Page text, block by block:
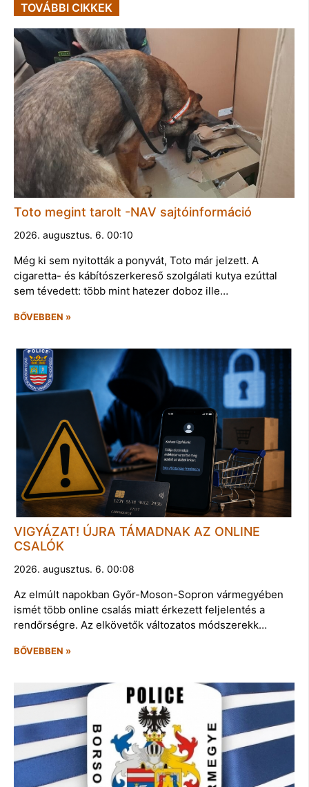
TOVÁBBI CIKKEK
Toto megint tarolt -NAV sajtóinformáció
2026. augusztus. 6. 00:10
Még ki sem nyitották a ponyvát, Toto már jelzett. A
cigaretta- és kábítószerkereső szolgálati kutya ezúttal
sem tévedett: több mint hatezer doboz ille…
BŐVEBBEN »
VIGYÁZAT! ÚJRA TÁMADNAK AZ ONLINE
CSALÓK
2026. augusztus. 6. 00:08
Az elmúlt napokban Győr-Moson-Sopron vármegyében
ismét több online csalás miatt érkezett feljelentés a
rendőrségre. Az elkövetők változatos módszerekk…
BŐVEBBEN »